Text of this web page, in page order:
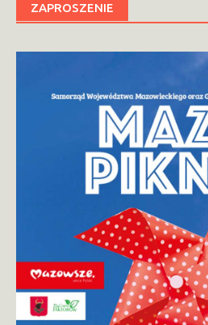
ZAPROSZENIE